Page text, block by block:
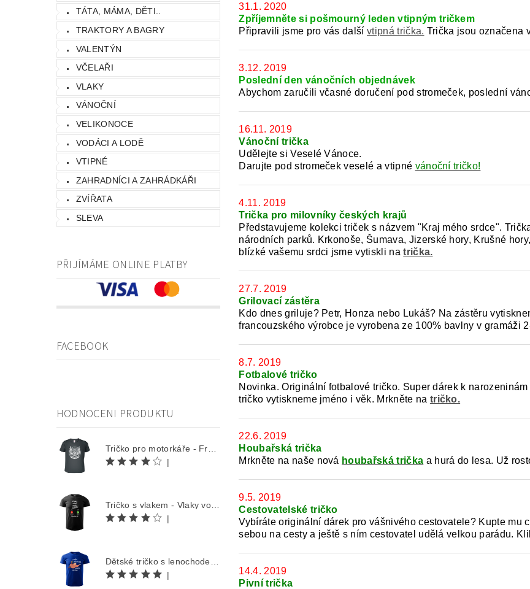
TÁTA, MÁMA, DĚTI..
TRAKTORY A BAGRY
VALENTÝN
VČELAŘI
VLAKY
VÁNOČNÍ
VELIKONOCE
VODÁCI A LODĚ
VTIPNÉ
ZAHRADNÍCI A ZAHRÁDKÁŘI
ZVÍŘATA
SLEVA
PŘIJÍMÁME ONLINE PLATBY
FACEBOOK
HODNOCENI PRODUKTU
|
|
|
31.1. 2020
Zpříjemněte si pošmourný leden vtipným tričkem
Připravili jsme pro vás dalšívtipná trička. Trička jsou označena
3.12. 2019
Poslední den vánočních objednávek
Abychom zaručili včasné doručení pod stromeček, poslední
16.11. 2019
Vánoční trička
Udělejte si Veselé Vánoce.
Darujte pod stromeček veselé a vtipné vánoční tričko!
4.11. 2019
Trička pro milovníky českých krajů
Představujeme kolekci triček s názvem "Kraj mého srdce".
národních parků. Krkonoše, Šumava, Jizerské hory, Krušné
blízké vašemu srdci jsme vytiskli natrička.
27.7. 2019
Grilovací zástěra
Kdo dnes griluje? Petr, Honza nebo Lukáš? Na zástěru
francouzského výrobce je vyrobena ze 100% bavlny v gramáži
8.7. 2019
Fotbalové tričko
Novinka. Originální fotbalové tričko. Super dárek k
tričko vytiskneme jméno i věk. Mrkněte na tričko.
22.6. 2019
Houbařská trička
Mrkněte na naše nová houbařská trička a hurá do lesa. Už
9.5. 2019
Cestovatelské tričko
Vybíráte originální dárek pro vášnivého cestovatele? Kupte mu
sebou na cesty a ještě s ním cestovatel udělá velkou parádu.
14.4. 2019
Pivní trička